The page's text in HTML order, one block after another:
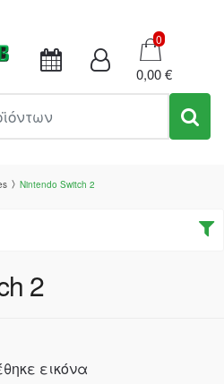
Καλάθι
0
0,00 €
Nintendo Switch 2
2